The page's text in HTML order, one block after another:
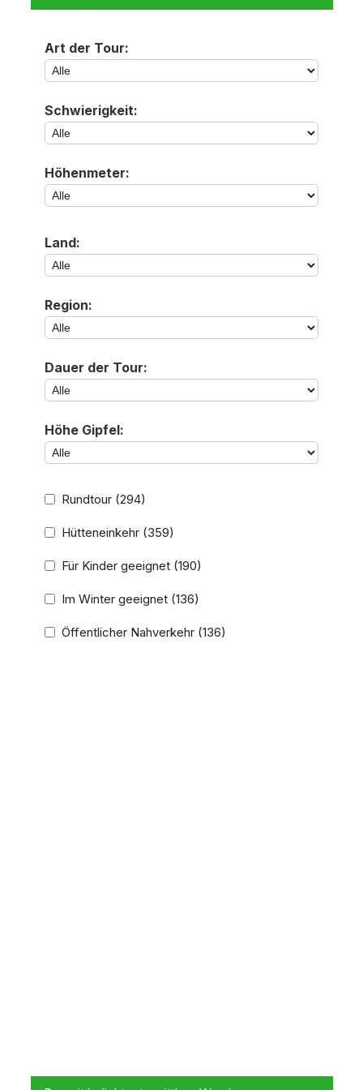
Art der Tour:
Schwierigkeit:
Höhenmeter:
Land:
Region:
Dauer der Tour:
Höhe Gipfel:
Rundtour (294)
Hütteneinkehr (359)
Für Kinder geeignet (190)
Im Winter geeignet (136)
Öffentlicher Nahverkehr (136)